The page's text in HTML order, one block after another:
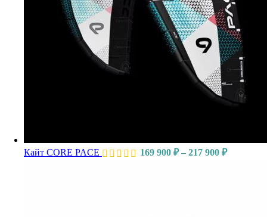
Кайт CORE PACE 169 900 ₽ – 217 900 ₽